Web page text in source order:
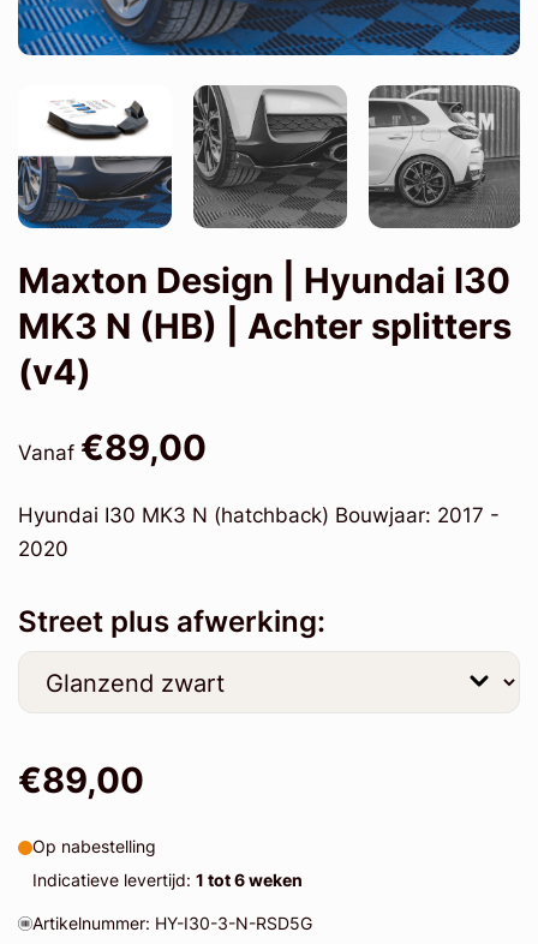
Maxton Design | Hyundai I30
MK3 N (HB) | Achter splitters
(v4)
Vanaf €89,00
Hyundai I30 MK3 N (hatchback) Bouwjaar: 2017 -
2020
Street plus afwerking:
€89,00
Op nabestelling
Indicatieve levertijd: 1 tot 6 weken
Artikelnummer: HY-I30-3-N-RSD5G